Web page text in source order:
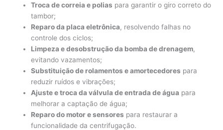
Troca de correia e polias para garantir o giro correto do
tambor;
Reparo da placa eletrônica, resolvendo falhas no
controle dos ciclos;
Limpeza e desobstrução da bomba de drenagem,
evitando vazamentos;
Substituição de rolamentos e amortecedores para
reduzir ruídos e vibrações;
Ajuste e troca da válvula de entrada de água para
melhorar a captação de água;
Reparo do motor e sensores para restaurar a
funcionalidade da centrifugação.